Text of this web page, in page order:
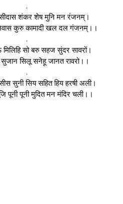
.
शंकर शेष मुनि मन रंजनम्।
कुरु कामादी खल दल गंजनम्।।
.
मिलिहि सो बरु सहज सुंदर सावरों।
सिलू सनेहू जानत रावरो।।
.
सुनी सिय सहित हिय हरषी अली।
पूनी पूनी मुदित मन मंदिर चली।।